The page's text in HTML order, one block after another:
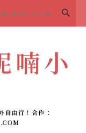
喃小
自由行！合作：